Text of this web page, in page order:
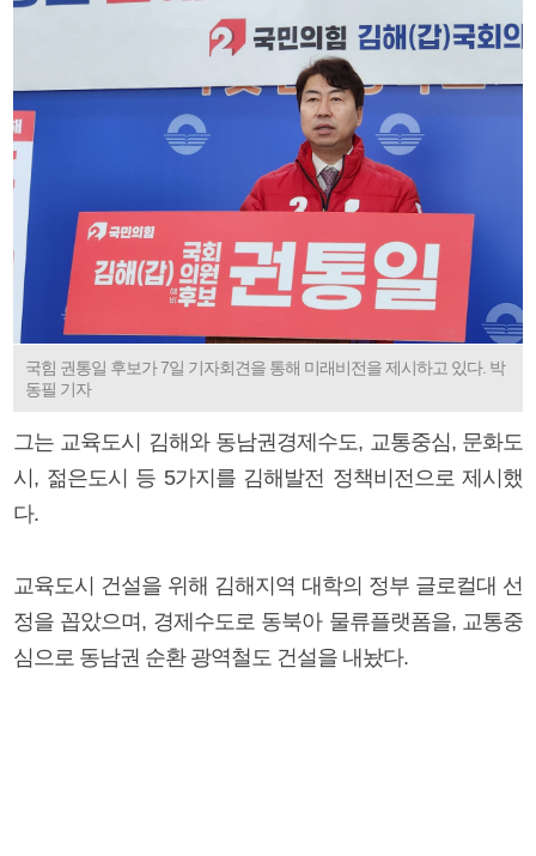
국힘 권통일 후보가 7일 기자회견을 통해 미래비전을 제시하고 있다. 박
동필 기자
그는 교육도시 김해와 동남권경제수도, 교통중심, 문화도
시, 젊은도시 등 5가지를 김해발전 정책비전으로 제시했
다.
교육도시 건설을 위해 김해지역 대학의 정부 글로컬대 선
정을 꼽았으며, 경제수도로 동북아 물류플랫폼을, 교통중
심으로 동남권 순환 광역철도 건설을 내놨다.